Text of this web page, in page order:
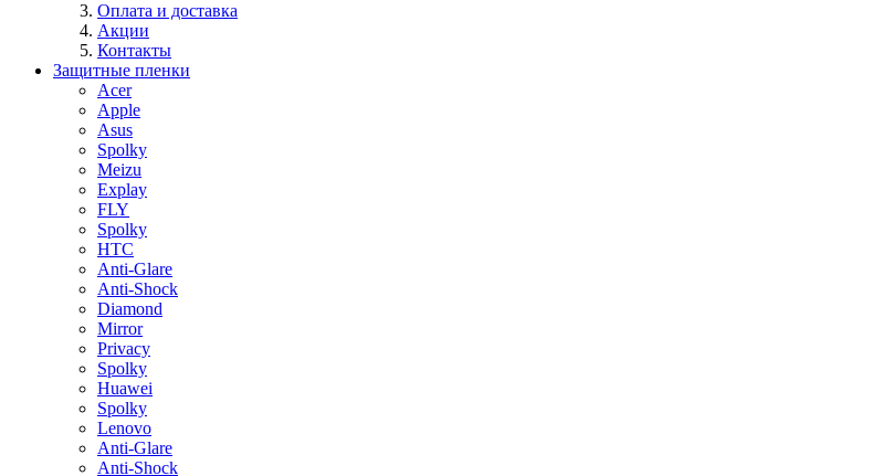
Оплата и доставка
Акции
Контакты
Защитные пленки
Acer
Apple
Asus
Spolky
Meizu
Explay
FLY
Spolky
HTC
Anti-Glare
Anti-Shock
Diamond
Mirror
Privacy
Spolky
Huawei
Spolky
Lenovo
Anti-Glare
Anti-Shock